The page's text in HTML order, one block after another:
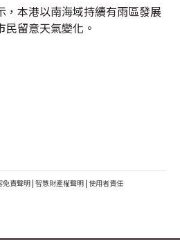
，本港以南海域持續有雨區發展
留意天氣變化。
免責聲明 | 智慧財產權聲明 | 使用者責任